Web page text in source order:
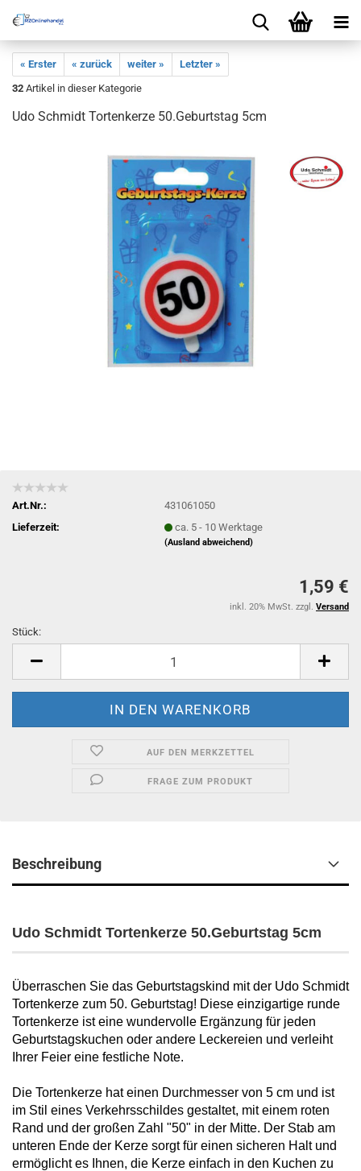
« Erster « zurück weiter »
Letzter »
32 Artikel in dieser Kategorie
Udo Schmidt Tortenkerze 50.Geburtstag 5cm
Art.Nr.:
431061050
Lieferzeit:
ca. 5 - 10 Werktage
(Ausland abweichend)
1,59 €
inkl. 20% MwSt. zzgl. Versand
Stück:
AUF DEN MERKZETTEL
FRAGE ZUM PRODUKT
Beschreibung
Udo Schmidt Tortenkerze 50.Geburtstag 5cm
Überraschen Sie das Geburtstagskind mit der Udo Schmidt
Tortenkerze zum 50. Geburtstag! Diese einzigartige runde
Tortenkerze ist eine wundervolle Ergänzung für jeden
Geburtstagskuchen oder andere Leckereien und verleiht
Ihrer Feier eine festliche Note.
Die Tortenkerze hat einen Durchmesser von 5 cm und ist
im Stil eines Verkehrsschildes gestaltet, mit einem roten
Rand und der großen Zahl "50" in der Mitte. Der Stab am
unteren Ende der Kerze sorgt für einen sicheren Halt und
ermöglicht es Ihnen, die Kerze einfach in den Kuchen zu